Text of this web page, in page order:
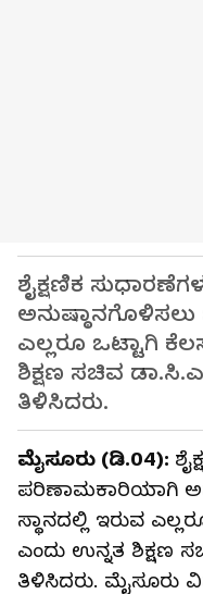
ಶೈಕ್ಷಣಿಕ
ಅನುಷ್ಠಾನಗೊಳಿಸಲು
ಎಲ್ಲರೂ ಒಟ್ಟಾಗಿ
ಶಿಕ್ಷಣ ಸಚಿವ
ತಿಳಿಸಿದರು.
ಮೈಸೂರು (ಡಿ.04):
ಪರಿಣಾಮಕಾರಿಯಾಗಿ
ಸ್ಥಾನದಲ್ಲಿ ಇರುವ
ಎಂದು ಉನ್ನತ ಶಿಕ್ಷಣ
ತಿಳಿಸಿದರು. ಮೈಸೂರು